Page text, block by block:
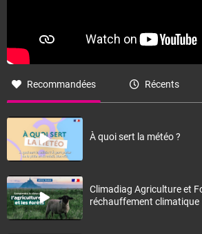
Recommandées Récents
À quoi sert la météo ?
Climadiag Agriculture et
réchauffement climatique